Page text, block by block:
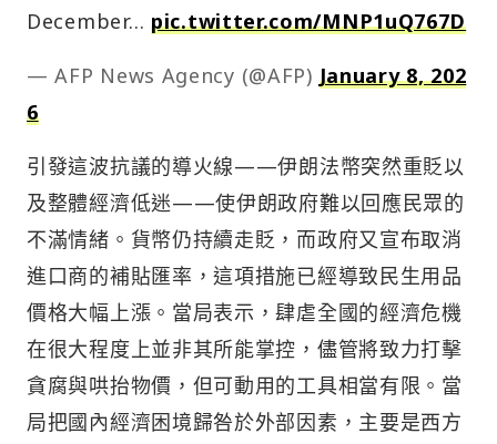
December… pic.twitter.com/MNP1uQ767D
— AFP News Agency (@AFP) January 8, 202
6
引發這波抗議的導火線——伊朗法幣突然重貶以
及整體經濟低迷——使伊朗政府難以回應民眾的
不滿情緒。貨幣仍持續走貶，而政府又宣布取消
進口商的補貼匯率，這項措施已經導致民生用品
價格大幅上漲。當局表示，肆虐全國的經濟危機
在很大程度上並非其所能掌控，儘管將致力打擊
貪腐與哄抬物價，但可動用的工具相當有限。當
局把國內經濟困境歸咎於外部因素，主要是西方